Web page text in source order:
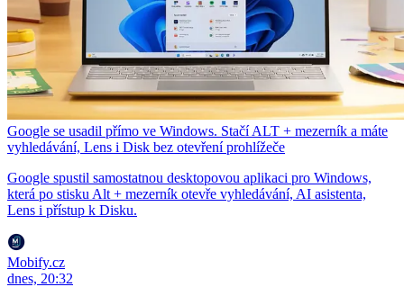
Google se usadil přímo ve Windows. Stačí ALT + mezerník a máte
vyhledávání, Lens i Disk bez otevření prohlížeče
Google spustil samostatnou desktopovou aplikaci pro Windows,
která po stisku Alt + mezerník otevře vyhledávání, AI asistenta,
Lens i přístup k Disku.
Mobify.cz
dnes, 20:32